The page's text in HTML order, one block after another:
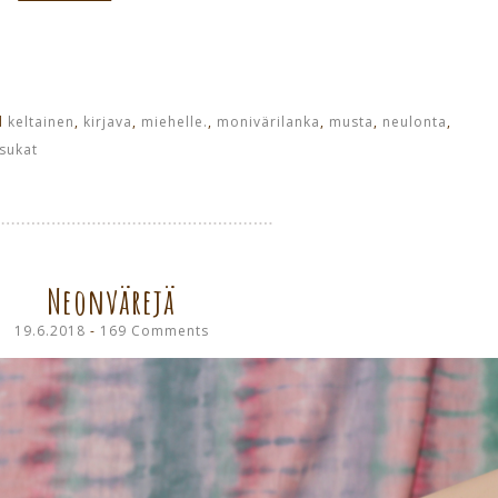
keltainen, kirjava, miehelle., monivärilanka, musta, neulonta,
Neonvärejä
19.6.2018 169 Comments